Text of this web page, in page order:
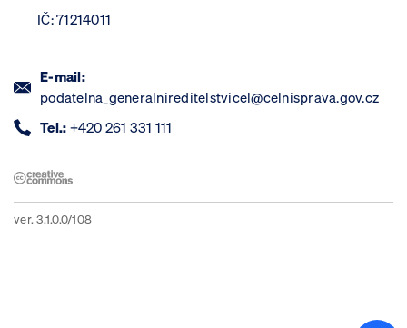
IČ: 71214011
E-mail:
podatelna_generalnireditelstvicel@celnisprava.gov.cz
Tel.: +420 261 331 111
ver. 3.1.0.0/108